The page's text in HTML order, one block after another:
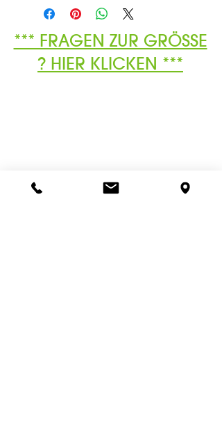
*** FRAGEN ZUR GRÖSSE
? HIER KLICKEN ***